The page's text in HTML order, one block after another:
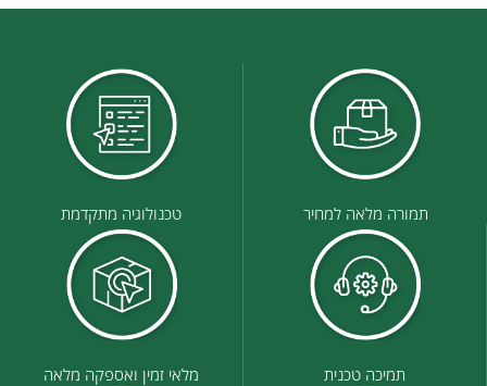
תמורה מלאה למחיר טכנולוגיה מתקדמת
תמיכה טכנית מלאי זמין ואספקה מלאה